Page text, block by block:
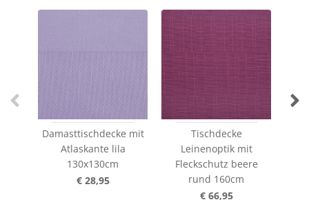
Damasttischdecke mit
Atlaskante lila
130x130cm
€ 28,95
Tischdecke
Leinenoptik mit
Fleckschutz beere
rund 160cm
€ 66,95